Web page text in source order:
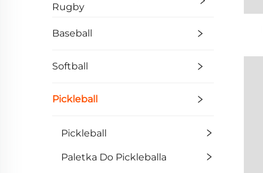
Rugby
Baseball
Softball
Pickleball
Pickleball
Paletka Do Pickleballa